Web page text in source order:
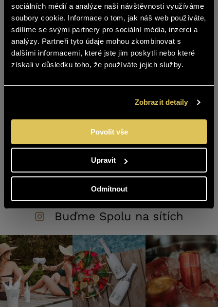
sociálních médií a analýze naší návštěvnosti využíváme
soubory cookie. Informace o tom, jak náš web používáte,
sdílíme se svými partnery pro sociální média, inzerci a
analýzy. Partneři tyto údaje mohou zkombinovat s
dalšími informacemi, které jste jim poskytli nebo které
získali v důsledku toho, že používáte jejich služby.
Zobrazit detaily
Povolit vše
Upravit
Odmítnout
kategorie:
Talent – pro studenty a začínající sommeliery, letos
poprvé ve dvoudenním formátu s rozšířeným
programem.
Professional – pro sommeliery z restaurací, hotelů a
prostředí.
www.trophee.cz
Pojďte do toho s námi a pomozte nám formovat
Buďme Spolu na sítích
Obsah stránek BOHEMIA SEKT není
vhodný pro osoby mladší 18 let.
Jste starší 18 let?